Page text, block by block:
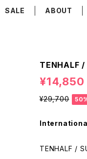
SALE ABOUT
TENHALF /
¥14,850
¥29,700
TENHALF /